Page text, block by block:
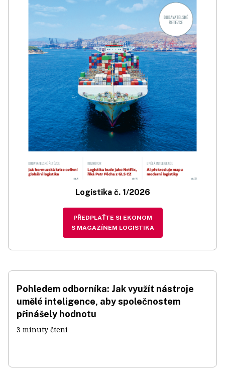
Logistika č. 1/2026
PŘEDPLAŤTE SI EKONOM
S MAGAZÍNEM LOGISTIKA
Pohledem odborníka: Jak využít nástroje
umělé inteligence, aby společnostem
přinášely hodnotu
3 minuty čtení